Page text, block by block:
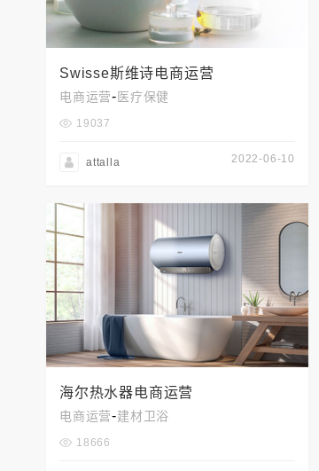
Swisse斯维诗电商运营
电商运营-医疗保健
19037
attalla 2022-06-10
海尔热水器电商运营
电商运营-建材卫浴
18666